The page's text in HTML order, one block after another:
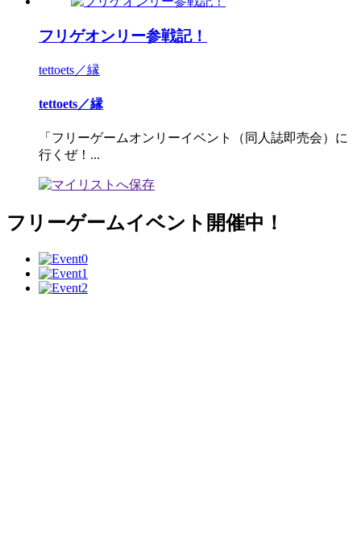
フリゲオンリー参戦記！
tettoets／縁
tettoets／縁
「フリーゲームオンリーイベント（同人誌即売会）に
行くぜ！...
フリーゲームイベント開催中！